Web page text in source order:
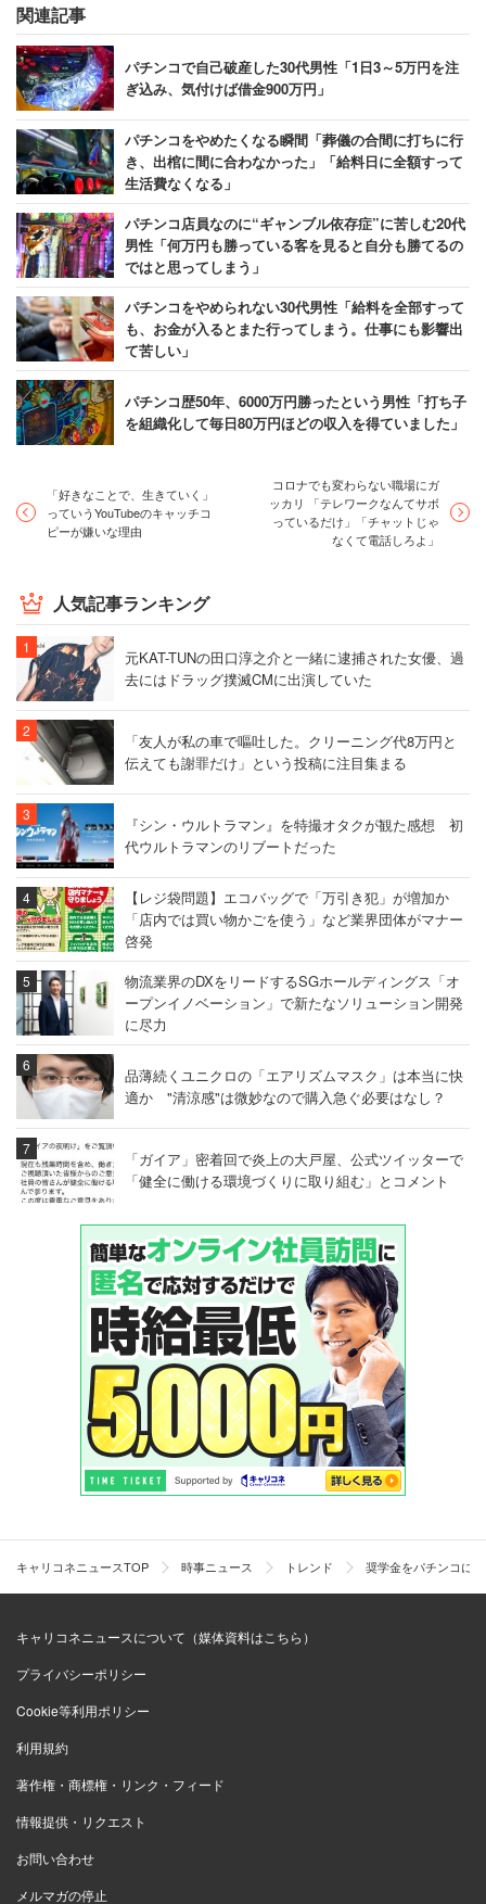
関連記事
パチンコで自己破産した30代男性「1日3～5万円を注
ぎ込み、気付けば借金900万円」
パチンコをやめたくなる瞬間「葬儀の合間に打ちに行
き、出棺に間に合わなかった」「給料日に全額すって
生活費なくなる」
パチンコ店員なのに“ギャンブル依存症”に苦しむ20代
男性「何万円も勝っている客を見ると自分も勝てるの
ではと思ってしまう」
パチンコをやめられない30代男性「給料を全部すって
も、お金が入るとまた行ってしまう。仕事にも影響出
て苦しい」
パチンコ歴50年、6000万円勝ったという男性「打ち子
を組織化して毎日80万円ほどの収入を得ていました」
「好きなことで、生きていく」
っていうYouTubeのキャッチコ
ピーが嫌いな理由
コロナでも変わらない職場にガ
ッカリ 「テレワークなんてサボ
っているだけ」「チャットじゃ
なくて電話しろよ」
人気記事ランキング
元KAT-TUNの田口淳之介と一緒に逮捕された女優、過
去にはドラッグ撲滅CMに出演していた
「友人が私の車で嘔吐した。クリーニング代8万円と
伝えても謝罪だけ」という投稿に注目集まる
『シン・ウルトラマン』を特撮オタクが観た感想 初
代ウルトラマンのリブートだった
【レジ袋問題】エコバッグで「万引き犯」が増加か
「店内では買い物かごを使う」など業界団体がマナー
啓発
物流業界のDXをリードするSGホールディングス「オ
ープンイノベーション」で新たなソリューション開発
に尽力
品薄続くユニクロの「エアリズムマスク」は本当に快
適か "清涼感"は微妙なので購入急ぐ必要はなし？
「ガイア」密着回で炎上の大戸屋、公式ツイッターで
「健全に働ける環境づくりに取り組む」とコメント
キャリコネニュースTOP 時事ニュース トレンド 奨学金をパチンコに
キャリコネニュースについて（媒体資料はこちら）
プライバシーポリシー
Cookie等利用ポリシー
利用規約
著作権・商標権・リンク・フィード
情報提供・リクエスト
お問い合わせ
メルマガの停止